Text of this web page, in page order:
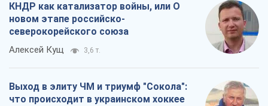
КНДР как катализатор войны, или О
новом этапе российско-
северокорейского союза
Алексей Кущ 3,6 т.
Выход в элиту ЧМ и триумф "Сокола":
что происходит в украинском хоккее